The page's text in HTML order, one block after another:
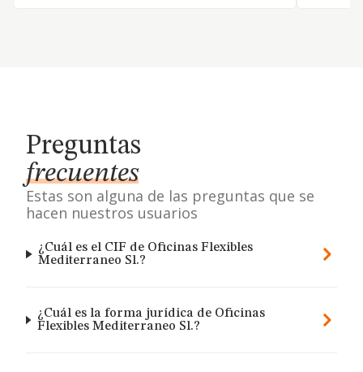
Preguntas
frecuentes
Estas son alguna de las preguntas que se
hacen nuestros usuarios
¿Cuál es el CIF de Oficinas Flexibles
Mediterraneo Sl.?
¿Cuál es la forma jurídica de Oficinas
Flexibles Mediterraneo Sl.?